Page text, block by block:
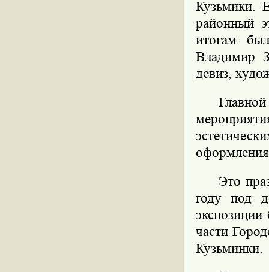
Кузьмики.
районный
итогам
Владимир
девиз,
Это
году под
части
Кузьминки.